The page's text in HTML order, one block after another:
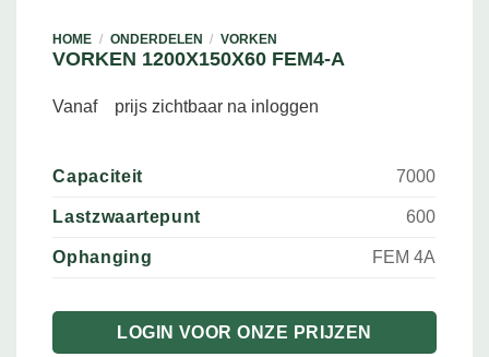
HOME / ONDERDELEN / VORKEN
VORKEN 1200X150X60 FEM4-A
Vanaf prijs zichtbaar na inloggen
Capaciteit 7000
Lastzwaartepunt 600
Ophanging FEM 4A
LOGIN VOOR ONZE PRIJZEN